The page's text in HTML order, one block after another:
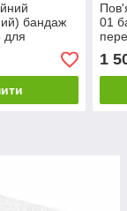
бандаж
для
|
01
1